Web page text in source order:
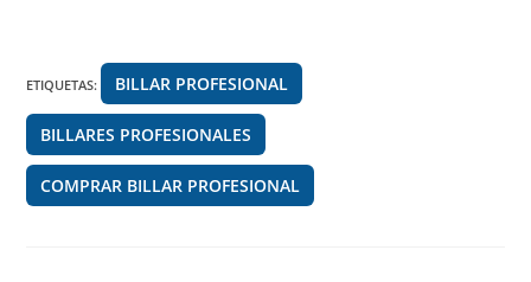
b
o
o
k
a
m
A
p
p
t
ETIQUETAS: BILLAR PROFESIONAL
BILLARES PROFESIONALES
COMPRAR BILLAR PROFESIONAL